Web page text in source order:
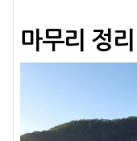
마무리 정리